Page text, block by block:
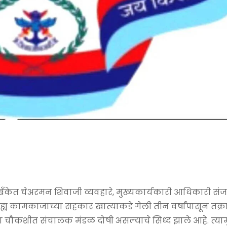
चेअरमन शिवाजी व्यवहारे, मुख्यकार्यकारी आधिकारी
कामकाजाच्या सहकार खात्याकडे गेली तीन वर्षांपासून
संचालक मंडळ दोषी असल्याचे सिध्द झाले आहे.